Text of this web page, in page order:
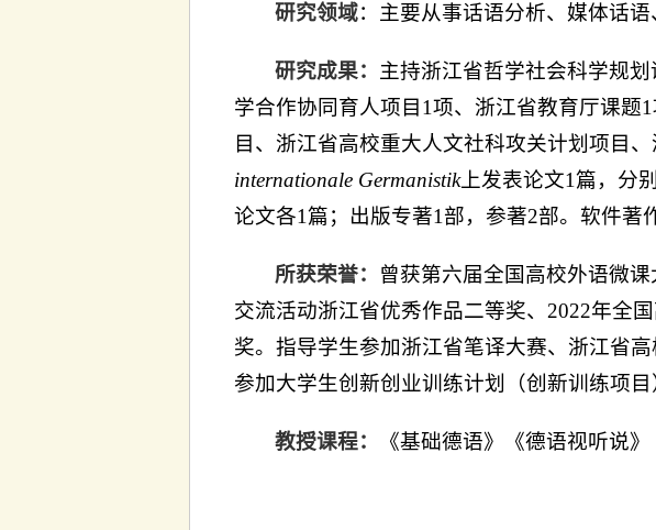
研究领域：主要从事话语分析、媒体话语
研究成果： 主持浙江省哲学社会科学规
学合作协同育人项目1项、浙江省教育厅课题
目、浙江省高校重大人文社科攻关计划项目
internationale Germanistik上发表论文1篇，分
论文各1篇；出版专著1部，参著2部。软件著
所获荣誉： 曾获第六届全国高校外语微
交流活动浙江省优秀作品二等奖、2022年全
奖。指导学生参加浙江省笔译大赛、浙江省
参加大学生创新创业训练计划（创新训练项目
教授课程： 《基础德语》《德语视听说